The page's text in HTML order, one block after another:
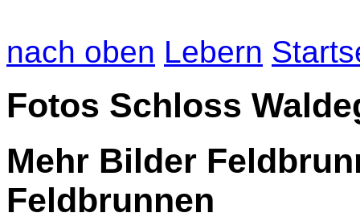
nach oben Lebern
Fotos Schloss
Mehr Bilder
Feldbrunnen